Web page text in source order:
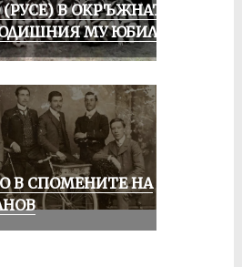
В ОКРЪЖНАТА
МУ ЮБИЛЕЙ
В СПОМЕНИТЕ НА